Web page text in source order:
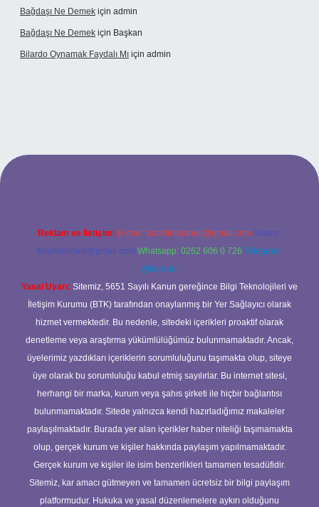
Bağdaşı Ne Demek için admin
Bağdaşı Ne Demek için Başkan
Bilardo Oynamak Faydalı Mı için admin
Reklam ve İletişim: E-mail: backlinkpaneli@gmail.com Teams:
forumhizmeti@gmail.com Whatsapp: 0262 606 0 726 Telegram:
@karabul
Yasal Uyarı: Sitemiz, 5651 Sayılı Kanun gereğince Bilgi Teknolojileri ve
İletişim Kurumu (BTK) tarafından onaylanmış bir Yer Sağlayıcı olarak
hizmet vermektedir. Bu nedenle, sitedeki içerikleri proaktif olarak
denetleme veya araştırma yükümlülüğümüz bulunmamaktadır. Ancak,
üyelerimiz yazdıkları içeriklerin sorumluluğunu taşımakta olup, siteye
üye olarak bu sorumluluğu kabul etmiş sayılırlar. Bu internet sitesi,
herhangi bir marka, kurum veya şahıs şirketi ile hiçbir bağlantısı
bulunmamaktadır. Sitede yalnızca kendi hazırladığımız makaleler
paylaşılmaktadır. Burada yer alan içerikler haber niteliği taşımamakta
olup, gerçek kurum ve kişiler hakkında paylaşım yapılmamaktadır.
Gerçek kurum ve kişiler ile isim benzerlikleri tamamen tesadüfidir.
Sitemiz, kar amacı gütmeyen ve tamamen ücretsiz bir bilgi paylaşım
platformudur. Hukuka ve yasal düzenlemelere aykırı olduğunu